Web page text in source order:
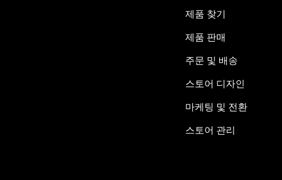
제품 찾기
제품 판매
주문 및 배송
스토어 디자인
마케팅 및 전환
스토어 관리